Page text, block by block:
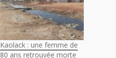
Kaolack : une femme de
80 ans retrouvée morte